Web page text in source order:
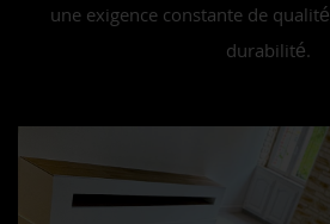
une exigence constante de
durabilité.